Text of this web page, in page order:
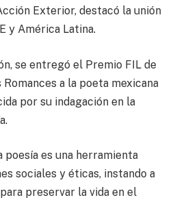
Exterior, destacó la unión
y América Latina.
se entregó el Premio FIL de
a la poeta mexicana
por su indagación en la
poesía es una herramienta
sociales y éticas, instando a
preservar la vida en el